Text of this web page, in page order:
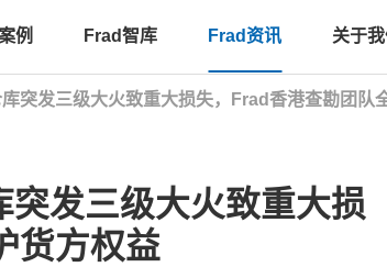
例 Frad智库 Frad资讯 关于
突发三级大火致重大损失，Frad香港查勘团队
发三级大火致重大损
货方权益